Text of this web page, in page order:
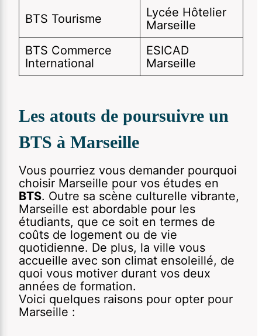
BTS Tourisme
Lycée Hôtelier
Marseille
BTS Commerce
International
ESICAD
Marseille
Les atouts de poursuivre un
BTS à Marseille
Vous pourriez vous demander pourquoi
choisir Marseille pour vos études en
BTS. Outre sa scène culturelle vibrante,
Marseille est abordable pour les
étudiants, que ce soit en termes de
coûts de logement ou de vie
quotidienne. De plus, la ville vous
accueille avec son climat ensoleillé, de
quoi vous motiver durant vos deux
années de formation.
Voici quelques raisons pour opter pour
Marseille :